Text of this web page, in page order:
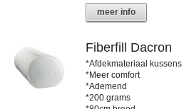
meer info
Fiberfill Dacron
*Afdekmateriaal kussens
*Meer comfort
*Ademend
*200 grams